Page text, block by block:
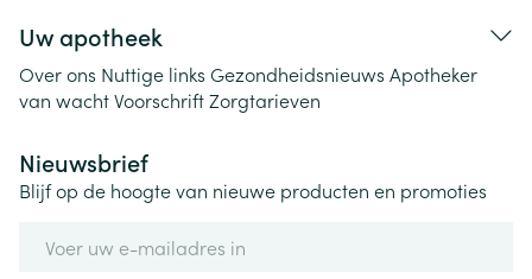
Uw apotheek
Over ons Nuttige links Gezondheidsnieuws Apotheker
van wachtVoorschriftZorgtarieven
Nieuwsbrief
Blijf op de hoogte van nieuwe producten en promoties